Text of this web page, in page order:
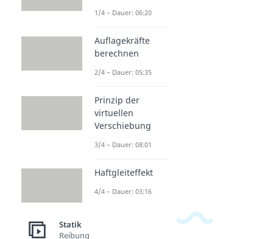
Dauer: 04:44
1/4 – Dauer: 06:20
Auflagekräfte
berechnen
2/4 – Dauer: 05:35
Prinzip der
virtuellen
Verschiebung
3/4 – Dauer: 08:01
Haftgleiteffekt
4/4 – Dauer: 03:16
Statik
Reibung